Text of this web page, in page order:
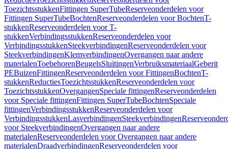
ToezichtsstukkenFittingen SuperTubeReserveonderdelen voor
Fittingen SuperTubeBochtenReserveonderdelen voor BochtenT-
stukkenReserveonderdelen voor T-
stukkenVerbindingsstukkenReserveonderdelen voor
VerbindingsstukkenSteekverbindingenReserveonderdelen voor
SteekverbindingenKlemverbindingenOvergangen naar andere
materialenToebehorenBeugelsSluitingenVerbruiksmateriaalGeberit
PEBuizenFittingenReserveonderdelen voor FittingenBochtenT-
stukkenReductiesToezichtsstukkenReserveonderdelen voor
ToezichtsstukkenOvergangenSpeciale fittingenReserveonderdelen
voor Speciale fittingenFittingen SuperTubeBochtenSpeciale
fittingenVerbindingsstukkenReserveonderdelen voor
VerbindingsstukkenLasverbindingenSteekverbindingen
voor SteekverbindingenOvergangen naar andere
materialenReserveonderdelen voor Overgangen naar andere
materialenDraadverbindingenReserveonderdelen voor